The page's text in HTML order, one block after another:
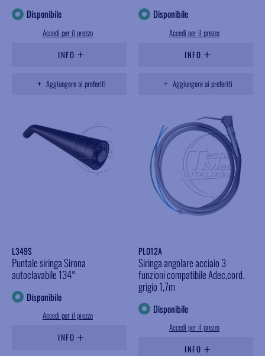
Disponibile
Accedi per il prezzo
INFO
Aggiungere ai preferiti
Disponibile
Accedi per il prezzo
INFO
Aggiungere ai preferiti
L349S
Puntale siringa Sirona
autoclavabile 134°
Disponibile
Accedi per il prezzo
INFO
PL012A
Siringa angolare acciaio 3
funzioni compatibile Adec,cord.
grigio 1,7m
Disponibile
Accedi per il prezzo
INFO